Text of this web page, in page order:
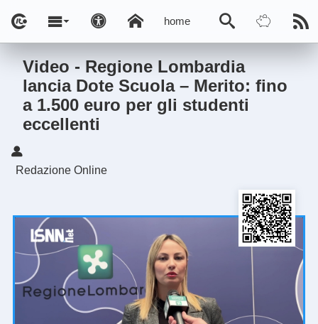
home
Video - Regione Lombardia
lancia Dote Scuola – Merito: fino
a 1.500 euro per gli studenti
eccellenti
Redazione Online